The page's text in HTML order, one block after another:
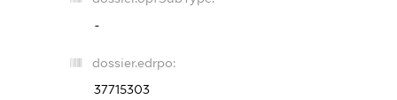
-
dossier.edrpo:
37715303